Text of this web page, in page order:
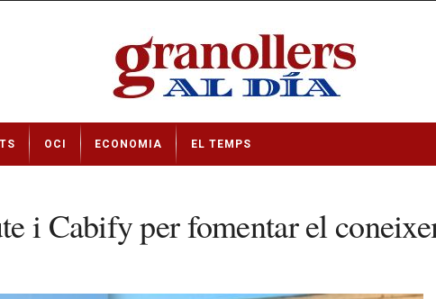
OCI ECONOMIA EL TEMPS
i Cabify per fomentar el